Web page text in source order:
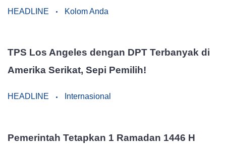
HEADLINE Kolom Anda
TPS Los Angeles dengan DPT Terbanyak di
Amerika Serikat, Sepi Pemilih!
HEADLINE Internasional
Pemerintah Tetapkan 1 Ramadan 1446 H